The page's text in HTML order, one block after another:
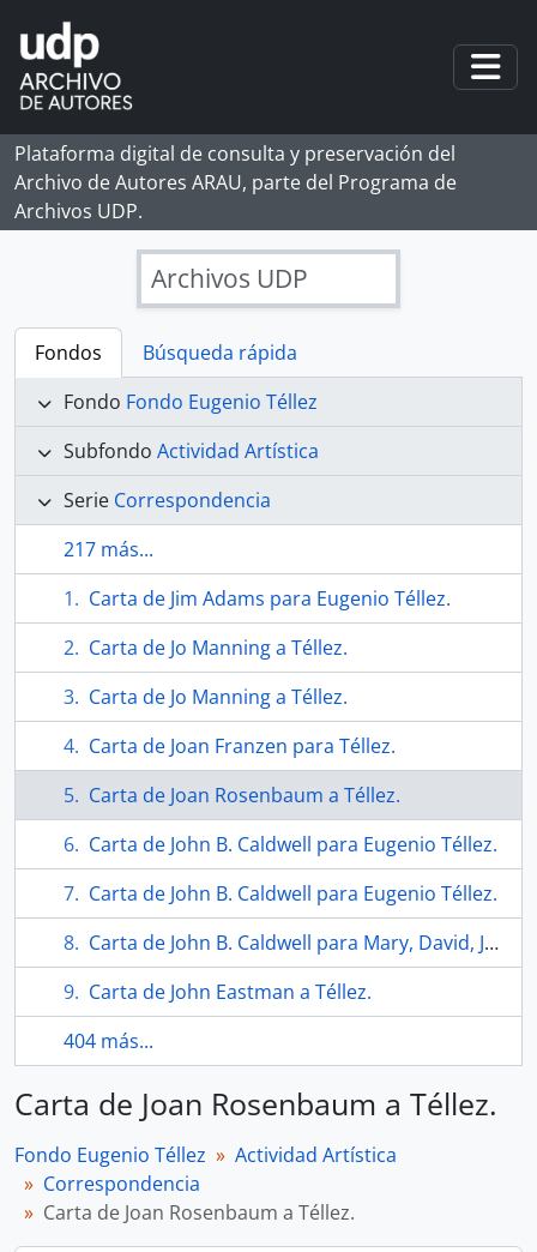
Skip to main content
Plataforma digital de consulta y preservación del
Archivo de Autores ARAU, parte del Programa de
Archivos UDP.
Archivos UDP
Fondos
Búsqueda rápida
Fondo Fondo Eugenio Téllez
Subfondo Actividad Artística
Serie Correspondencia
217 más...
Carta de Jim Adams para Eugenio Téllez.
Carta de Jo Manning a Téllez.
Carta de Jo Manning a Téllez.
Carta de Joan Franzen para Téllez.
Carta de Joan Rosenbaum a Téllez.
Carta de John B. Caldwell para Eugenio Téllez.
Carta de John B. Caldwell para Eugenio Téllez.
Carta de John B. Caldwell para Mary, David, Jackie, Woody, Martha, Harvey, Frances y Eugenio.
Carta de John Eastman a Téllez.
404 más...
Carta de Joan Rosenbaum a Téllez.
Fondo Eugenio Téllez
Actividad Artística
Correspondencia
Carta de Joan Rosenbaum a Téllez.